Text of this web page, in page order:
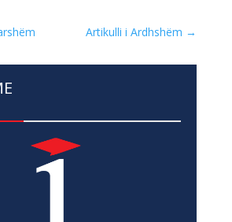
Artikulli i Ardhshëm →